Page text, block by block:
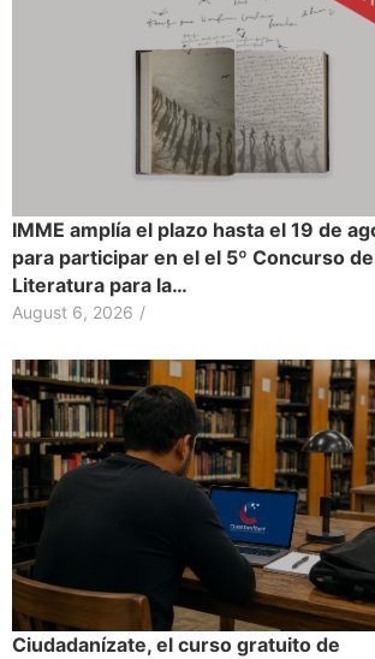
IMME amplía el plazo hasta el 19 de
para participar en el el 5º Concurso de
Literatura para la…
August 6, 2026 /
Ciudadanízate, el curso gratuito de